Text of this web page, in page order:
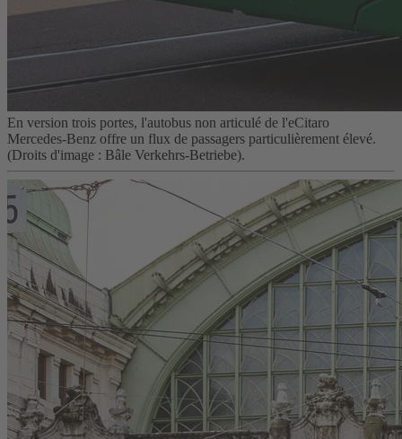
En version trois portes, l'autobus non articulé de l'eCitaro
Mercedes‑Benz offre un flux de passagers particulièrement élevé.
(Droits d'image : Bâle Verkehrs-Betriebe).